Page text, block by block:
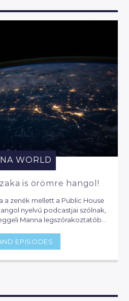
WORLD
is örömre hangol!
a zenék mellett a Public House
nyelvű podcastjai szólnak,
Manna legszórakoztatóbb
EPISODES